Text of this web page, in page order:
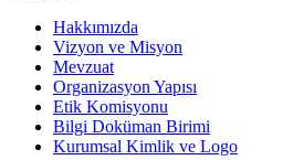
Hakkımızda
Vizyon ve Misyon
Mevzuat
Organizasyon Yapısı
Etik Komisyonu
Bilgi Doküman Birimi
Kurumsal Kimlik ve Logo